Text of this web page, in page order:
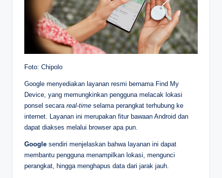
Foto: Chipolo
Google menyediakan layanan resmi bernama Find My
Device, yang memungkinkan pengguna melacak lokasi
ponsel secara real-time selama perangkat terhubung ke
internet. Layanan ini merupakan fitur bawaan Android dan
dapat diakses melalui browser apa pun.
Google sendiri menjelaskan bahwa layanan ini dapat
membantu pengguna menampilkan lokasi, mengunci
perangkat, hingga menghapus data dari jarak jauh.